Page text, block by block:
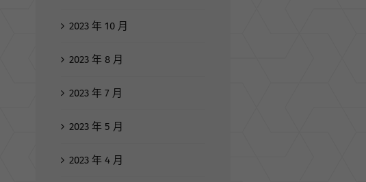
2023 年 10 月
2023 年 8 月
2023 年 7 月
2023 年 5 月
2023 年 4 月